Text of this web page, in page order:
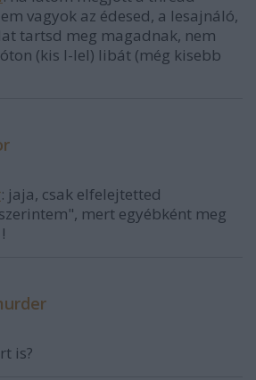
vagyok az édesed, a lesajnáló,
tartsd meg magadnak, nem
(kis l-lel) libát (még kisebb
: jaja, csak elfelejtetted
mert egyébként meg
is?